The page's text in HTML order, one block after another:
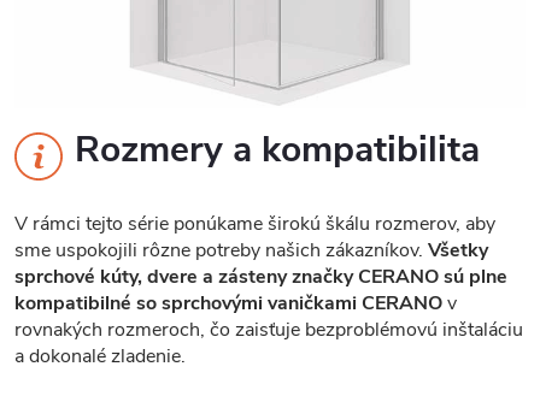
Rozmery a kompatibilita
V rámci tejto série ponúkame širokú škálu rozmerov, aby
sme uspokojili rôzne potreby našich zákazníkov. Všetky
sprchové kúty, dvere a zásteny značky CERANO sú plne
kompatibilné so sprchovými vaničkami CERANOv
rovnakých rozmeroch, čo zaisťuje bezproblémovú inštaláciu
a dokonalé zladenie.